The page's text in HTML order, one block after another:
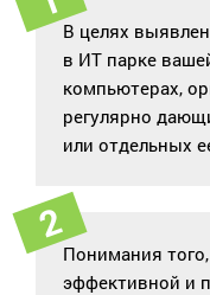
В целях
в ИТ парке
компьютерах,
регулярно
или отдельных
Понимания
эффективной и